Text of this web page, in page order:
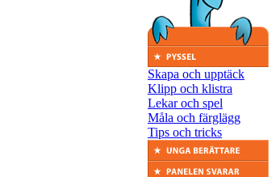
Skapa och upptäck
Klipp och klistra
Lekar och spel
Måla och färglägg
Tips och tricks